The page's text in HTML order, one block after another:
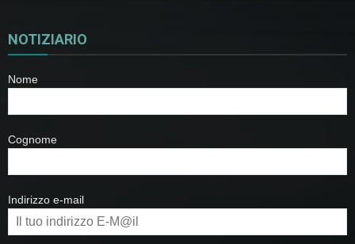
NOTIZIARIO
Nome
Cognome
Indirizzo e-mail